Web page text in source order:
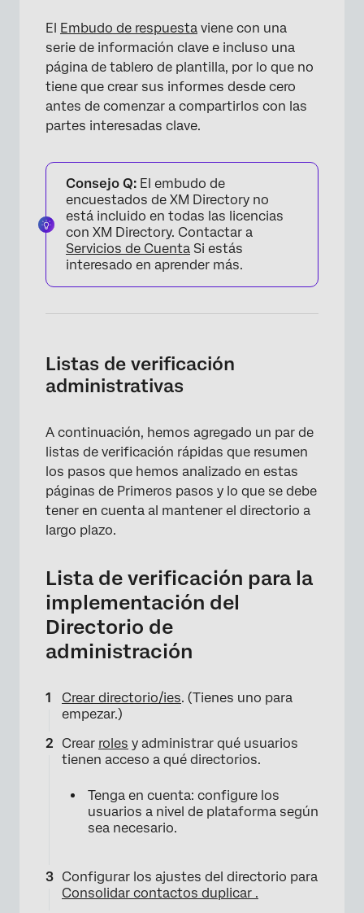
El Embudo de respuesta viene con una
serie de información clave e incluso una
página de tablero de plantilla, por lo que no
tiene que crear sus informes desde cero
antes de comenzar a compartirlos con las
partes interesadas clave.
Consejo Q: El embudo de
encuestados de XM Directory no
está incluido en todas las licencias
con XM Directory. Contactar a
Servicios de Cuenta Si estás
interesado en aprender más.
Listas de verificación
administrativas
A continuación, hemos agregado un par de
listas de verificación rápidas que resumen
los pasos que hemos analizado en estas
páginas de Primeros pasos y lo que se debe
tener en cuenta al mantener el directorio a
largo plazo.
Lista de verificación para la
implementación del
Directorio de
administración
Crear directorio/ies. (Tienes uno para
empezar.)
Crear roles y administrar qué usuarios
tienen acceso a qué directorios.
Tenga en cuenta: configure los
usuarios a nivel de plataforma según
sea necesario.
Configurar los ajustes del directorio para
Consolidar contactos duplicar .